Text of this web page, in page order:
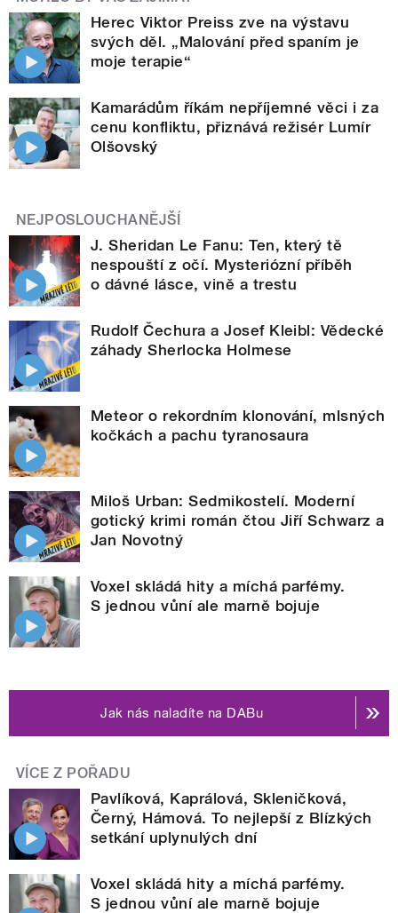
Herec Viktor Preiss zve na výstavu
svých děl. „Malování před spaním je
moje terapie“
Kamarádům říkám nepříjemné věci i za
cenu konfliktu, přiznává režisér Lumír
Olšovský
NEJPOSLOUCHANĚJŠÍ
J. Sheridan Le Fanu: Ten, který tě
nespouští z očí. Mysteriózní příběh
o dávné lásce, vině a trestu
Rudolf Čechura a Josef Kleibl: Vědecké
záhady Sherlocka Holmese
Meteor o rekordním klonování, mlsných
kočkách a pachu tyranosaura
Miloš Urban: Sedmikostelí. Moderní
gotický krimi román čtou Jiří Schwarz a
Jan Novotný
Voxel skládá hity a míchá parfémy.
S jednou vůní ale marně bojuje
Jak nás naladíte na DABu
VÍCE Z POŘADU
Pavlíková, Kaprálová, Skleničková,
Černý, Hámová. To nejlepší z Blízkých
setkání uplynulých dní
Voxel skládá hity a míchá parfémy.
S jednou vůní ale marně bojuje